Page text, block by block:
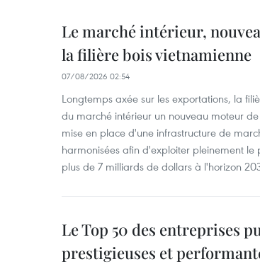
Le marché intérieur,
la filière bois vietnamienne
07/08/2026 02:54
Longtemps axée sur les exportations, la
du marché intérieur un nouveau moteur
mise en place d'une infrastructure de
harmonisées afin d'exploiter pleinement
plus de 7 milliards de dollars à l'horizon
Le Top 50 des entreprises
prestigieuses et